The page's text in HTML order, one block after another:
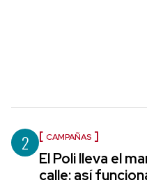
2 CAMPAÑAS
El Poli lleva el
calle: así